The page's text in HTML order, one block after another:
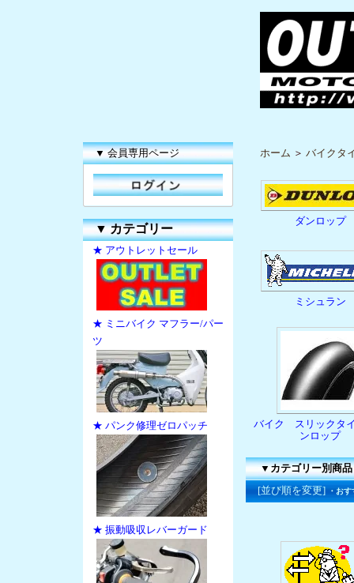
▼ 会員専用ページ
▼カテゴリー
★ アウトレットセール
★ ミニバイク マフラー/パー
ツ
★ パンク修理ゼロパッチ
★ 振動吸収レバーガード
ホーム ＞ バイクタ
ダンロップ
ミシュラン
バイク スリックタ
ンロップ
▼カテゴリー別商品
[並び順を変更]
・お